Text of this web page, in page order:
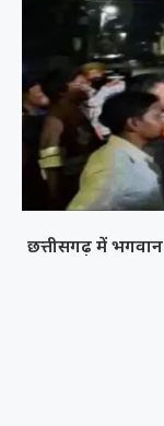
छत्तीसगढ़ में